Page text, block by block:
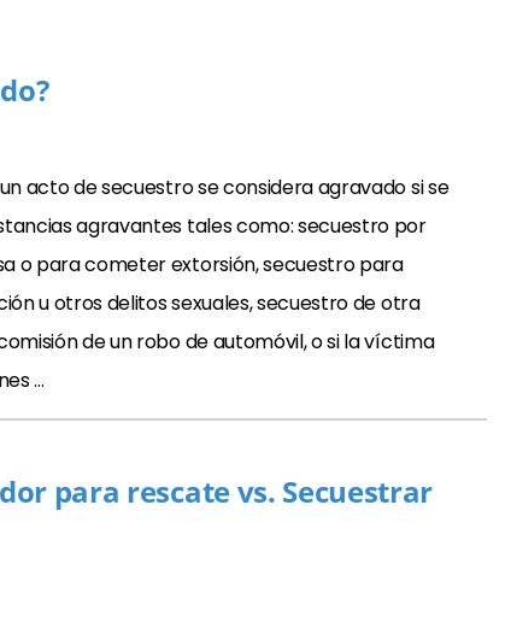
acto de secuestro se considera agravado si se
agravantes tales como: secuestro por
o para cometer extorsión, secuestro para
u otros delitos sexuales, secuestro de otra
de un robo de automóvil, o si la víctima
…
para rescate vs. Secuestrar